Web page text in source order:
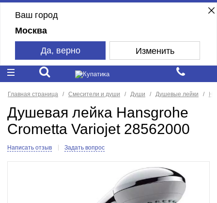
Ваш город
Москва
Да, верно Изменить
Главная страница Смесители и души Души Душевые лейки
Душевая лейка Hansgrohe
Crometta Variojet 28562000
Написать отзыв Задать вопрос